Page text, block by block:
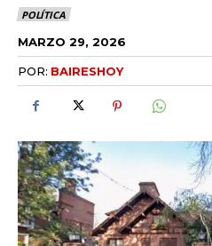
POLÍTICA
MARZO 29, 2026
POR: BAIRESHOY